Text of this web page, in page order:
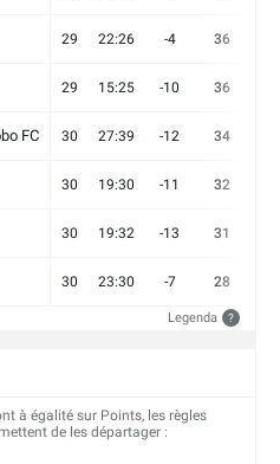
29 22:26 -4 36
29 15:25 -10 36
FC 30 27:39 -12 34
30 19:30 -11 32
30 19:32 -13 31
30 23:30 -7 28
Legenda ?
à égalité sur Points, les règles
de les départager :